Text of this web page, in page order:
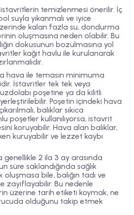
temizlenmesi önerilir. İç
suyla yıkanmalı ve iyice
kalan fazla su, dondurma
oluşmasına neden olabilir. Bu
dokusunun bozulmasına yol
kağıt havlu ile kurulanarak
hava ile temasın minimuma
İstavritler tek tek veya
poşetine ya da kilitli
Poşetin içindeki hava
balıklar sıkıca
poşetler kullanılıyorsa, istavrit
koruyabilir. Hava alan balıklar,
kuruyabilir ve lezzet kaybı
genellikle 2 ila 3 ay arasında
süre saklandığında sağlık
oluşmasa bile, balığın tadı ve
zayıflayabilir. Bu nedenle
üzerine tarih etiketi koymak, ne
olduğunu takip etmek